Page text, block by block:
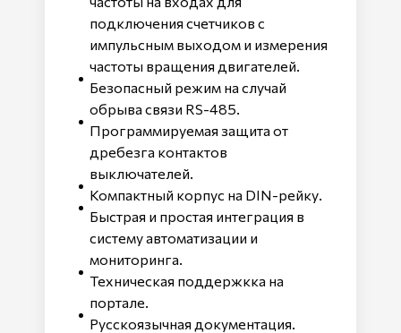
подключения счетчиков с
импульсным выходом и измерения
частоты вращения двигателей.
Безопасный режим на случай
обрыва связи RS-485.
Программируемая защита от
дребезга контактов
выключателей.
Компактный корпус на DIN-рейку.
Быстрая и простая интеграция в
систему автоматизации и
мониторинга.
Техническая поддержкка на
портале.
Русскоязычная документация.